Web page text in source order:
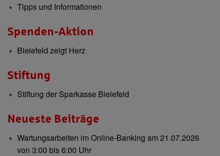
Tipps und Informationen
Spenden-Aktion
Bielefeld zeigt Herz
Stiftung
Stiftung der Sparkasse Bielefeld
Neueste Beiträge
Wartungsarbeiten im Online-Banking am 21.07.2026
von 3:00 bis 6:00 Uhr